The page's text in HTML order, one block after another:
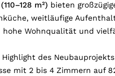
m²) bieten
weitläufige
Wohnqualität und
des
mit 2 bis 4 Zimmern auf